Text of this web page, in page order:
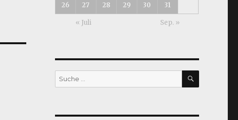
26 27 28 29 30 31
« Juli Sep. »
Suche
nach:
SUCHEN